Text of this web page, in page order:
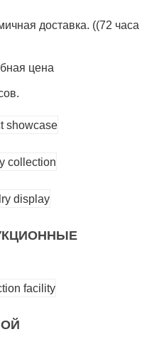
доставка. ((72 часа
цена